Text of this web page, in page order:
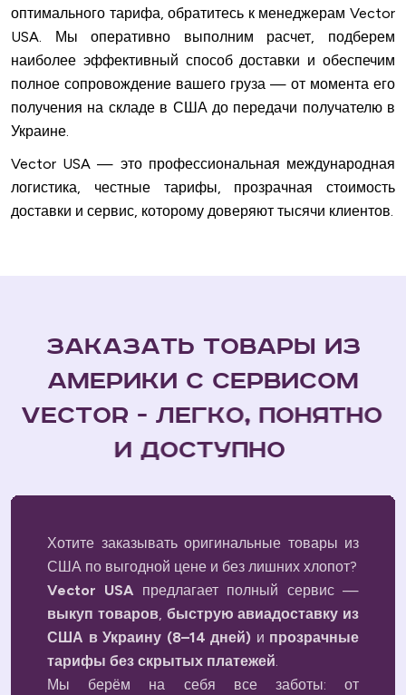
оптимального тарифа, обратитесь к менеджерам Vector
USA. Мы оперативно выполним расчет, подберем
наиболее эффективный способ доставки и обеспечим
полное сопровождение вашего груза — от момента его
получения на складе в США до передачи получателю в
Украине.
Vector USA — это профессиональная международная
логистика, честные тарифы, прозрачная стоимость
доставки и сервис, которому доверяют тысячи клиентов.
Заказать товары из
Америки с сервисом
Vector - легко, понятно
и доступно
Хотите заказывать оригинальные товары из
США по выгодной цене и без лишних хлопот?
Vector USA предлагает полный сервис —
выкуп товаров, быструю авиадоставку из
США в Украину (8–14 дней) и прозрачные
тарифы без скрытых платежей.
Мы берём на себя все заботы: от